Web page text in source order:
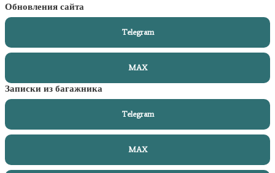
Обновления сайта
Telegram
MAX
Записки из багажника
Telegram
MAX